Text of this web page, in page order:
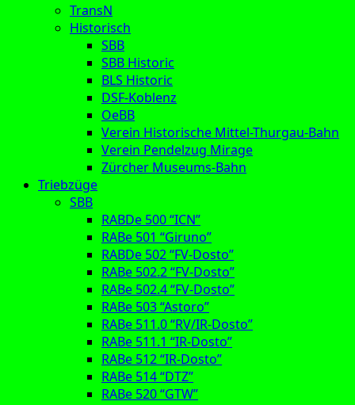
TransN
Historisch
SBB
SBB Historic
BLS Historic
DSF-Koblenz
OeBB
Verein Historische Mittel-Thurgau-Bahn
Verein Pendelzug Mirage
Zürcher Museums-Bahn
Triebzüge
SBB
RABDe 500 “ICN”
RABe 501 “Giruno”
RABDe 502 “FV-Dosto”
RABe 502.2 “FV-Dosto”
RABe 502.4 “FV-Dosto”
RABe 503 “Astoro”
RABe 511.0 “RV/IR-Dosto”
RABe 511.1 “IR-Dosto”
RABe 512 “IR-Dosto”
RABe 514 “DTZ”
RABe 520 “GTW”